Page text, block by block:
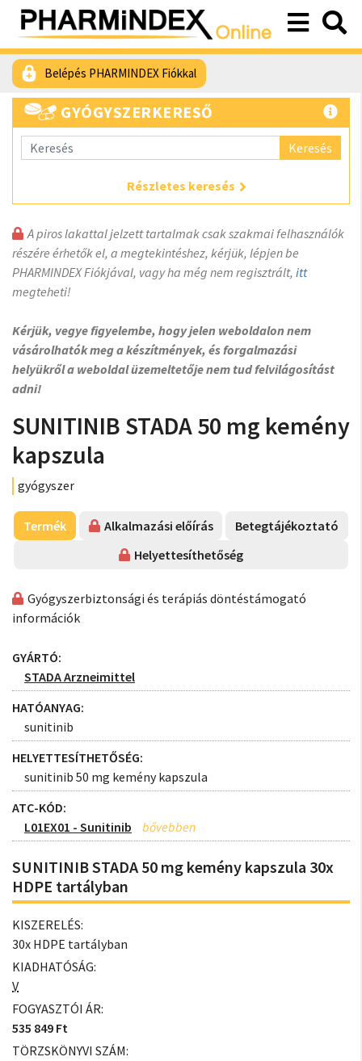
Belépés PHARMINDEX Fiókkal
GYÓGYSZERKERESŐ
Keresés
Részletes keresés
A piros lakattal jelzett tartalmak csak szakmai felhasználók
részére érhetők el, a megtekintéshez, kérjük, lépjen be
PHARMINDEX Fiókjával, vagy ha még nem regisztrált, itt
megteheti!
Kérjük, vegye figyelembe, hogy jelen weboldalon nem
vásárolhatók meg a készítmények, és forgalmazási
helyükről a weboldal üzemeltetője nem tud felvilágosítást
adni!
SUNITINIB STADA 50 mg kemény
kapszula
gyógyszer
Termék Alkalmazási előírás
Betegtájékoztató
Helyettesíthetőség
Gyógyszerbiztonsági és terápiás döntéstámogató
információk
GYÁRTÓ:
STADA Arzneimittel
HATÓANYAG:
sunitinib
HELYETTESÍTHETŐSÉG:
sunitinib 50 mg kemény kapszula
ATC-KÓD:
L01EX01 - Sunitinib
SUNITINIB STADA 50 mg kemény kapszula 30x
HDPE tartályban
KISZERELÉS:
30x HDPE tartályban
KIADHATÓSÁG:
V
FOGYASZTÓI ÁR:
535 849 Ft
TÖRZSKÖNYVI SZÁM: